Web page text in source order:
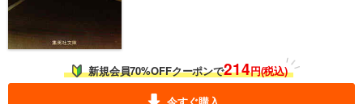
新規会員70%OFFクーポンで214円(税込)
今すぐ購入